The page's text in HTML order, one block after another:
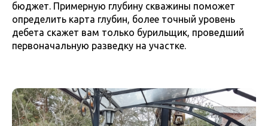
бюджет. Примерную глубину скважины поможет
определить карта глубин, более точный уровень
дебета скажет вам только бурильщик, проведший
первоначальную разведку на участке.